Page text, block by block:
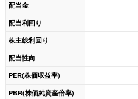
配当金
配当利回り
株主総利回り
配当性向
PER(株価収益率)
PBR(株価純資産倍率)